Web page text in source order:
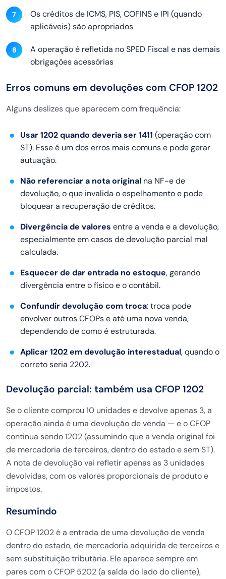
Os créditos de ICMS, PIS, COFINS e IPI (quando
aplicáveis) são apropriados
A operação é refletida no SPED Fiscal e nas demais
obrigações acessórias
Erros comuns em devoluções com CFOP 1202
Alguns deslizes que aparecem com frequência:
Usar 1202 quando deveria ser 1411 (operação com
ST). Esse é um dos erros mais comuns e pode gerar
autuação.
Não referenciar a nota original na NF-e de
devolução, o que invalida o espelhamento e pode
bloquear a recuperação de créditos.
Divergência de valores entre a venda e a devolução,
especialmente em casos de devolução parcial mal
calculada.
Esquecer de dar entrada no estoque, gerando
divergência entre o físico e o contábil.
Confundir devolução com troca: troca pode
envolver outros CFOPs e até uma nova venda,
dependendo de como é estruturada.
Aplicar 1202 em devolução interestadual, quando o
correto seria 2202.
Devolução parcial: também usa CFOP 1202
Se o cliente comprou 10 unidades e devolve apenas 3, a
operação ainda é uma devolução de venda — e o CFOP
continua sendo 1202 (assumindo que a venda original foi
de mercadoria de terceiros, dentro do estado e sem ST).
A nota de devolução vai refletir apenas as 3 unidades
devolvidas, com os valores proporcionais de produto e
impostos.
Resumindo
O CFOP 1202 é a entrada de uma devolução de venda
dentro do estado, de mercadoria adquirida de terceiros e
sem substituição tributária. Ele aparece sempre em
pares com o CFOP 5202 (a saída do lado do cliente),